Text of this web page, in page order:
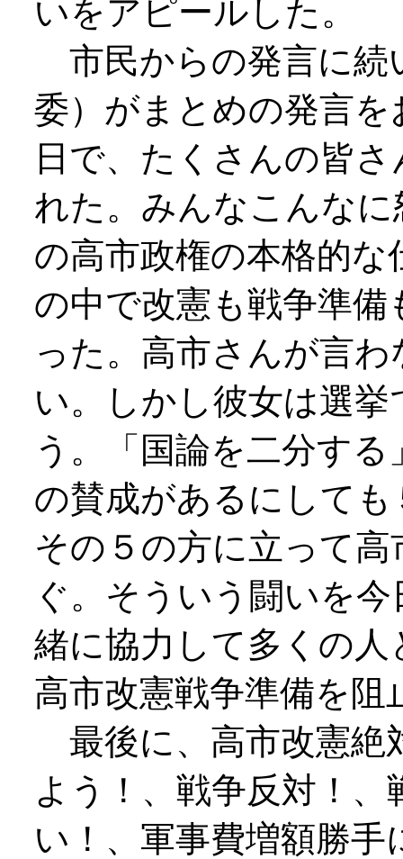
いをアピールした。
市民からの発言に続
委）がまとめの発言
日で、たくさんの皆
れた。みんなこんな
の高市政権の本格的
の中で改憲も戦争準
った。高市さんが言
い。しかし彼女は選
う。「国論を二分す
の賛成があるにして
その５の方に立って
ぐ。そういう闘いを
緒に協力して多くの
高市改憲戦争準備を
最後に、高市改憲絶
よう！、戦争反対！
い！、軍事費増額勝